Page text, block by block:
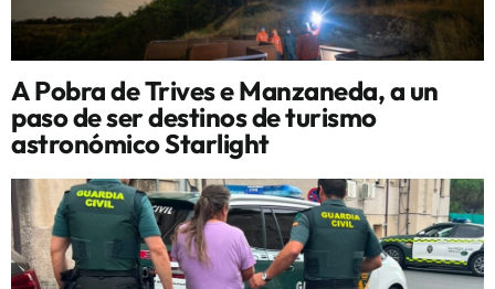
A Pobra de Trives e Manzaneda, a un
paso de ser destinos de turismo
astronómico Starlight